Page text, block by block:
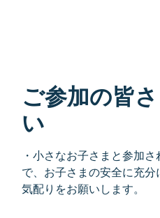
ご参加の皆
い
・小さなお子さまと参加
で、お子さまの安全に充
気配りをお願いします。